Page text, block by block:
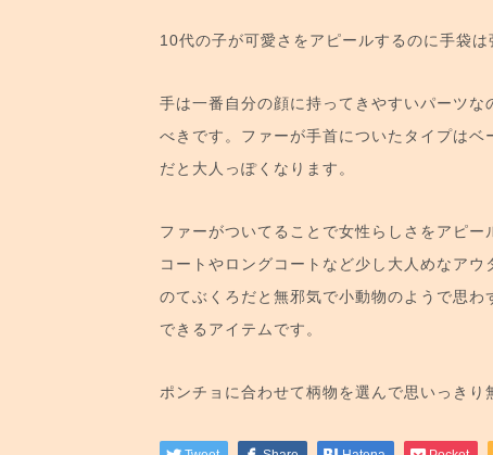
10代の子が可愛さをアピールするのに手袋は
手は一番自分の顔に持ってきやすいパーツ
べきです。ファーが手首についたタイプは
だと大人っぽくなります。
ファーがついてることで女性らしさをアピ
コートやロングコートなど少し大人めなア
のてぶくろだと無邪気で小動物のようで思
できるアイテムです。
ポンチョに合わせて柄物を選んで思いっきり